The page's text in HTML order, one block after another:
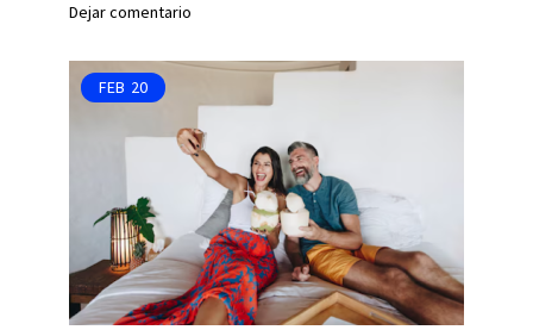
Dejar comentario
FEB 20